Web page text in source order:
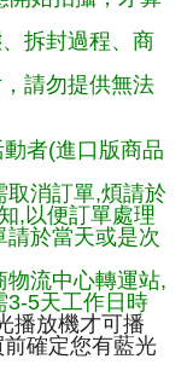
拆封過程、商
請勿提供無法
者(進口版商品
取消訂單,煩請於
,以便訂單處理
於當天或是次
物流中心轉運站,
3-5天工作日時
播放機才可播
確定您有藍光